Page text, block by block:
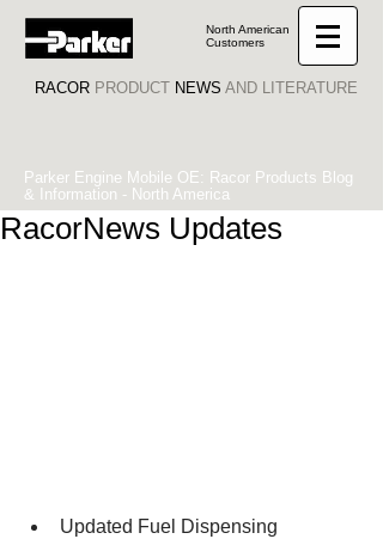
North American
Customers
RACOR PRODUCT NEWS AND LITERATURE
Parker Engine Mobile OE: Racor Products Blog
& Information - North America
RacorNews Updates
Updated Fuel Dispensing